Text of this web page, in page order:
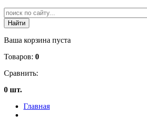
Ваша корзина пуста
Товаров: 0
Сравнить:
0 шт.
Главная